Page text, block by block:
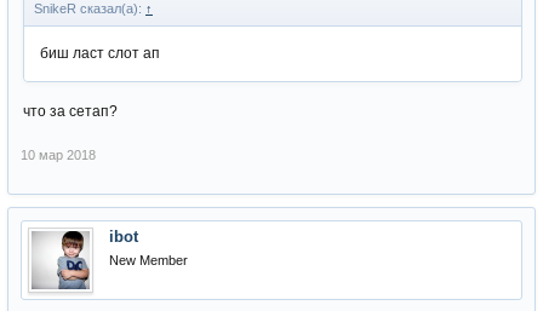
SnikeR сказал(а): ↑
биш ласт слот ап
что за сетап?
10 мар 2018
ibot
New Member